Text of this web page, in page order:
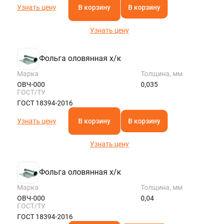
Узнать цену В корзину В корзину
Узнать цену
Фольга оловянная х/к
Марка
ОВЧ-000
Толщина, мм
0,035
ГОСТ/ТУ
ГОСТ 18394-2016
Узнать цену В корзину В корзину
Узнать цену
Фольга оловянная х/к
Марка
ОВЧ-000
Толщина, мм
0,04
ГОСТ/ТУ
ГОСТ 18394-2016